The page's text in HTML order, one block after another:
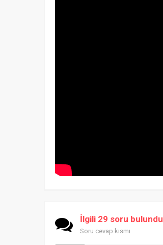
İlgili 29 soru bulundu
Soru cevap kısmı